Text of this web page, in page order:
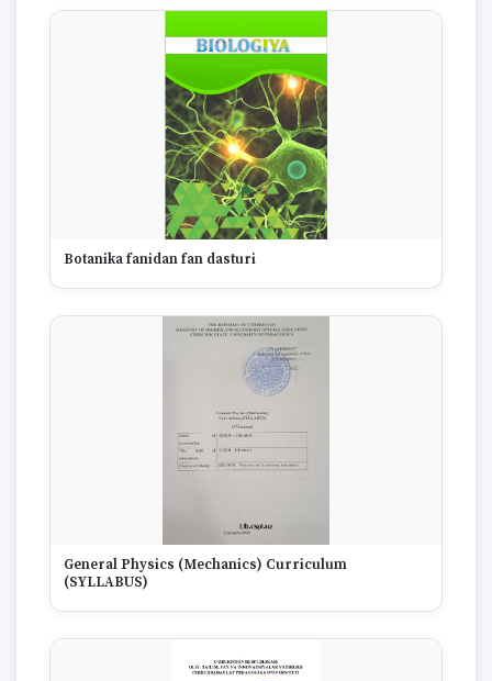
Botanika fanidan fan dasturi
General Physics (Mechanics) Curriculum
(SYLLABUS)